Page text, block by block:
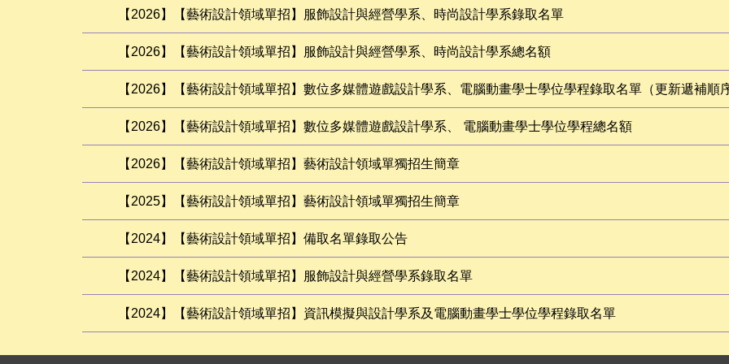
【2026】【藝術設計領域單招】服飾設計與經營學系、時尚設計學系錄取名單
【2026】【藝術設計領域單招】服飾設計與經營學系、時尚設計學系總名額
【2026】【藝術設計領域單招】數位多媒體遊戲設計學系、電腦動畫學士學位學程錄取名單（更新遞補順
【2026】【藝術設計領域單招】數位多媒體遊戲設計學系、 電腦動畫學士學位學程總名額
【2026】【藝術設計領域單招】藝術設計領域單獨招生簡章
【2025】【藝術設計領域單招】藝術設計領域單獨招生簡章
【2024】【藝術設計領域單招】備取名單錄取公告
【2024】【藝術設計領域單招】服飾設計與經營學系錄取名單
【2024】【藝術設計領域單招】資訊模擬與設計學系及電腦動畫學士學位學程錄取名單